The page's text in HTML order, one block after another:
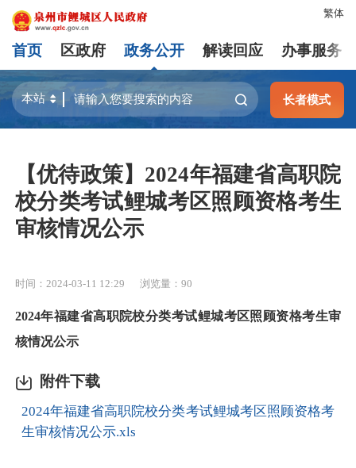
繁体
首页 区政府 政务公开 解读回应 办事服务
长者模式
【优待政策】2024年福建省高职院
校分类考试鲤城考区照顾资格考生
审核情况公示
时间：2024-03-11 12:29 浏览量： 90
2024年福建省高职院校分类考试鲤城考区照顾资格考生审
核情况公示
附件下载
2024年福建省高职院校分类考试鲤城考区照顾资格考
生审核情况公示.xls